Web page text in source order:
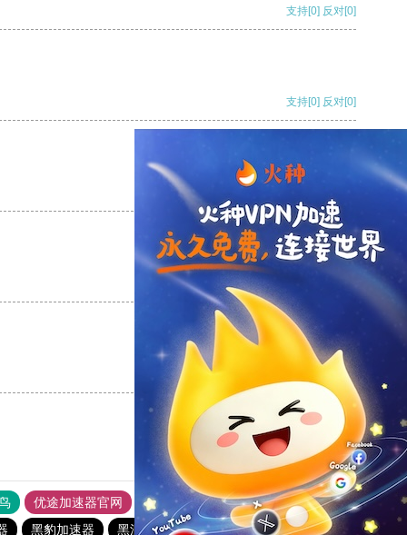
支持[0] 反对[0]
支持[0] 反对[0]
反对
反对[0]
优途加速器官网 风驰加速器 旋风加速器
八戒看书
黑豹加速器 黑洞官方加速器 国外上网加速器